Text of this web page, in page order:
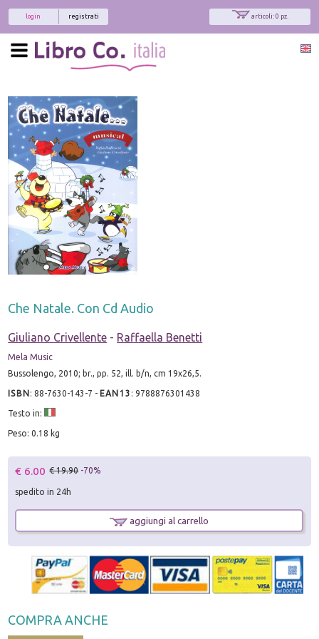
articoli: 0 pz.
registrati
login
Che Natale. Con Cd Audio
Giuliano Crivellente - Raffaella Benetti
Mela Music
Bussolengo, 2010; br., pp. 52, ill. b/n, cm 19x26,5.
ISBN:88-7630-143-7 - EAN13 :9788876301438
Testo in:
Peso: 0.18 kg
€ 6.00 € 19.90 -70%
spedito in 24h
aggiungi al carrello
COMPRA ANCHE